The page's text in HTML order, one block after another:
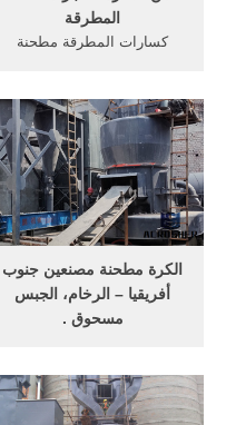
المطرقة
كسارات المطرقة مطحنة
السعر محطة كسارة ...
الكرة مطحنة مصنعين جنوب
أفريقيا – الرخام، الجبس
مسحوق .
مطحنة ... الكرة مطحنة السعر
جنوب أفريقيا.